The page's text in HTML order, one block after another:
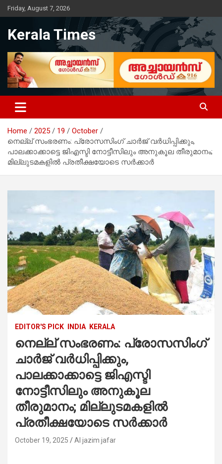
Skip
to
Friday, August 7, 2026
Kerala Times
Home 2025 19
October
നെല്ല് സംഭരണം: പ്രോസസിംഗ് ചാർജ് വ‍ർധിപ്പിക്കും,
പാലക്കാക്കാട്ടെ ജിഎസ്ടി നോട്ടീസിലും അനുകൂല തീരുമാനം;
മില്ലുടമകളിൽ പ്രതീക്ഷയോടെ സർക്കാർ
EDITOR'S PICK INDIA KERALA
നെല്ല് സംഭരണം: പ്രോസസിംഗ്
ചാർജ് വ‍ർധിപ്പിക്കും,
പാലക്കാക്കാട്ടെ ജിഎസ്ടി
നോട്ടീസിലും അനുകൂല
തീരുമാനം; മില്ലുടമകളിൽ
പ്രതീക്ഷയോടെ സർക്കാർ
October 19, 2025 Al jazim jafar